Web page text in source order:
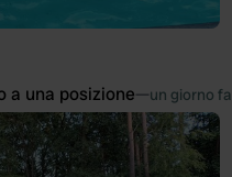
a una posizione—un giorno fa